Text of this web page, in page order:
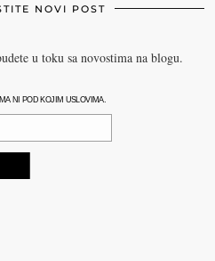
NOVI POST
u toku sa novostima na blogu.
NI POD KOJIM USLOVIMA.